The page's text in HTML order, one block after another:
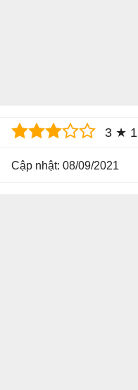
3 ★ 1
Cập nhật: 08/09/2021